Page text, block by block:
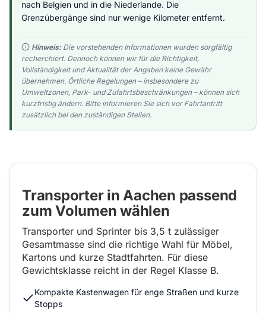
nach Belgien und in die Niederlande. Die
Grenzübergänge sind nur wenige Kilometer entfernt.
Hinweis:Die vorstehenden Informationen wurden sorgfältig
recherchiert. Dennoch können wir für die Richtigkeit,
Vollständigkeit und Aktualität der Angaben keine Gewähr
übernehmen. Örtliche Regelungen – insbesondere zu
Umweltzonen, Park- und Zufahrtsbeschränkungen – können sich
kurzfristig ändern. Bitte informieren Sie sich vor Fahrtantritt
zusätzlich bei den zuständigen Stellen.
Transporter in Aachen passend
zum Volumen wählen
Transporter und Sprinter bis 3,5 t zulässiger
Gesamtmasse sind die richtige Wahl für Möbel,
Kartons und kurze Stadtfahrten. Für diese
Gewichtsklasse reicht in der Regel Klasse B.
Kompakte Kastenwagen für enge Straßen und kurze
Stopps